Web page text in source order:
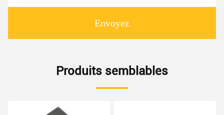
Envoyez
Produits semblables